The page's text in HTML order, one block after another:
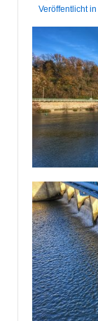
Veröffentlicht in